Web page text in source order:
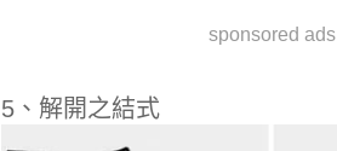
sponsored ads
5、解開之結式